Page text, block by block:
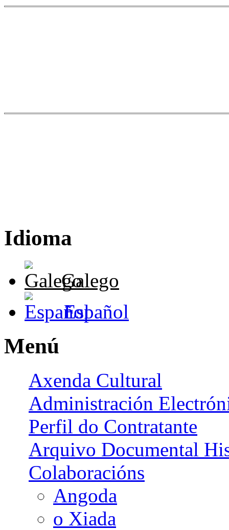
Idioma
Galego
Español
Menú
Axenda Cultural
Administración
Perfil do Contratante
Arquivo Documental
Colaboracións
Angoda
o Xiada